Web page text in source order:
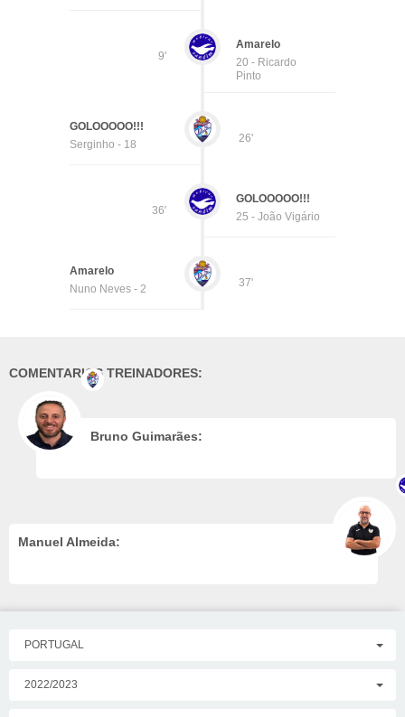
9'
Amarelo
20 - Ricardo
Pinto
26'
GOLOOOOO!!!
Serginho - 18
36'
GOLOOOOO!!!
25 - João Vigário
37'
Amarelo
Nuno Neves - 2
COMENTARIOS TREINADORES:
Bruno Guimarães:
Manuel Almeida:
PORTUGAL
2022/2023